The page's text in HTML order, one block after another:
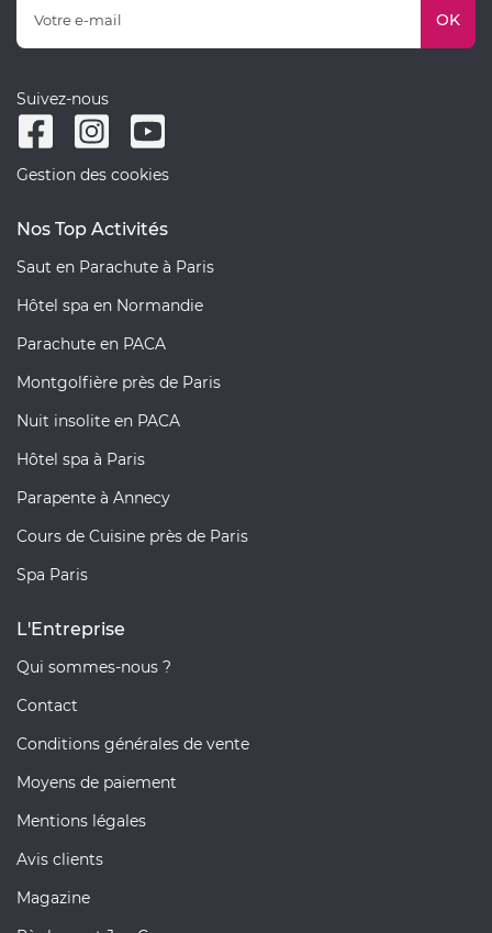
OK
Suivez-nous
Gestion des cookies
Nos Top Activités
Saut en Parachute à Paris
Hôtel spa en Normandie
Parachute en PACA
Montgolfière près de Paris
Nuit insolite en PACA
Hôtel spa à Paris
Parapente à Annecy
Cours de Cuisine près de Paris
Spa Paris
L'Entreprise
Qui sommes-nous ?
Contact
Conditions générales de vente
Moyens de paiement
Mentions légales
Avis clients
Magazine